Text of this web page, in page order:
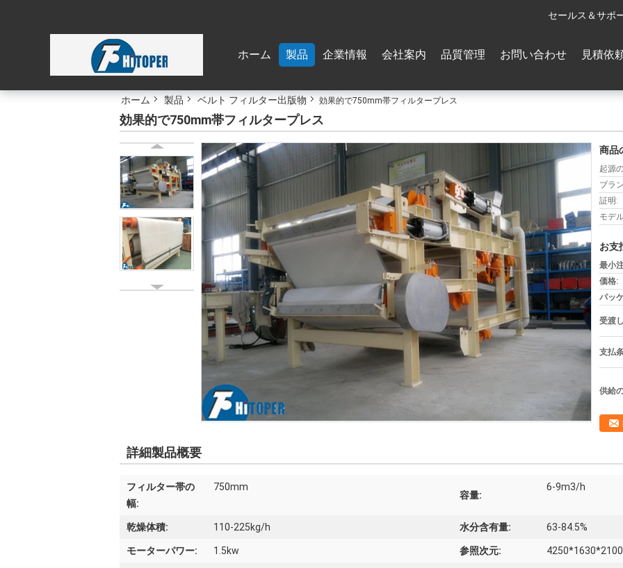
セールス＆サポ
ホーム 製品 企業情報 会社案内 品質管理 お問い合わせ 見積依
ホーム 製品 ベルト フィルター出版物 効果的で750mm帯フィルタープレス
効果的で750mm帯フィルタープレス
商品
起源
ブラ
証明:
モデ
お支
最小
価格:
パッ
受渡
支払
供給
詳細製品概要
フィルター帯の
幅:
750mm
容量:
6-9m3/h
乾燥体積: 110-225kg/h 水分含有量: 63-84.5%
モーターパワー: 1.5kw 参照次元: